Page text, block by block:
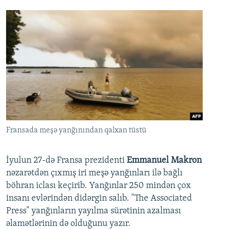
Fransada meşə yanğınından qalxan tüstü
İyulun 27-də Fransa prezidenti Emmanuel Makron
nəzarətdən çıxmış iri meşə yanğınları ilə bağlı
böhran iclası keçirib. Yanğınlar 250 mindən çox
insanı evlərindən didərgin salıb. "The Associated
Press" yanğınların yayılma sürətinin azalması
əlamətlərinin də olduğunu yazır.